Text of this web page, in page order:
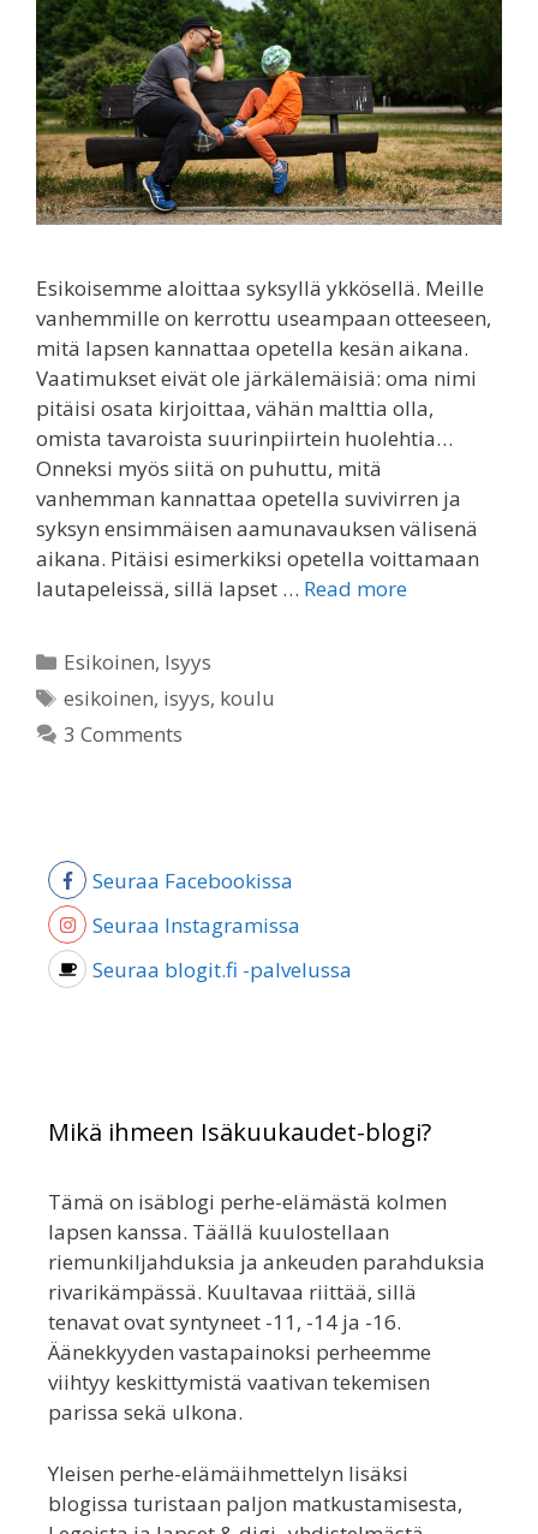
Esikoisemme aloittaa syksyllä ykkösellä. Meille
vanhemmille on kerrottu useampaan otteeseen,
mitä lapsen kannattaa opetella kesän aikana.
Vaatimukset eivät ole järkälemäisiä: oma nimi
pitäisi osata kirjoittaa, vähän malttia olla,
omista tavaroista suurinpiirtein huolehtia…
Onneksi myös siitä on puhuttu, mitä
vanhemman kannattaa opetella suvivirren ja
syksyn ensimmäisen aamunavauksen välisenä
aikana. Pitäisi esimerkiksi opetella voittamaan
lautapeleissä, sillä lapset … Read more
Categories
Esikoinen, Isyys
Tags
esikoinen, isyys, koulu
3 Comments
Seuraa Facebookissa
Seuraa Instagramissa
Seuraa blogit.fi -palvelussa
Mikä ihmeen Isäkuukaudet-blogi?
Tämä on isäblogi perhe-elämästä kolmen
lapsen kanssa. Täällä kuulostellaan
riemunkiljahduksia ja ankeuden parahduksia
rivarikämpässä. Kuultavaa riittää, sillä
tenavat ovat syntyneet -11, -14 ja -16.
Äänekkyyden vastapainoksi perheemme
viihtyy keskittymistä vaativan tekemisen
parissa sekä ulkona.
Yleisen perhe-elämäihmettelyn lisäksi
blogissa turistaan paljon matkustamisesta,